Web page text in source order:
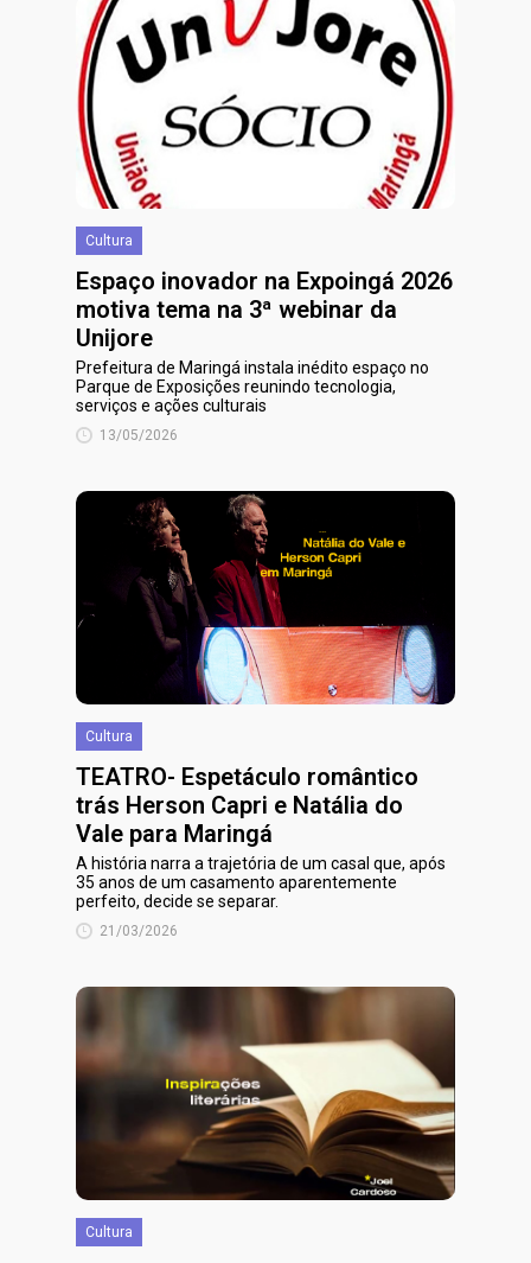
Cultura
Espaço inovador na Expoingá 2026
motiva tema na 3ª webinar da
Unijore
Prefeitura de Maringá instala inédito espaço no
Parque de Exposições reunindo tecnologia,
serviços e ações culturais
13/05/2026
Cultura
TEATRO- Espetáculo romântico
trás Herson Capri e Natália do
Vale para Maringá
A história narra a trajetória de um casal que, após
35 anos de um casamento aparentemente
perfeito, decide se separar.
21/03/2026
Cultura